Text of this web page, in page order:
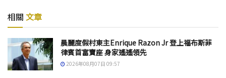
相關 文章
晨麗度假村東主Enrique Razon Jr 登上福布斯菲
律賓首富寶座 身家遙遙領先
2026年08月07日 09:57